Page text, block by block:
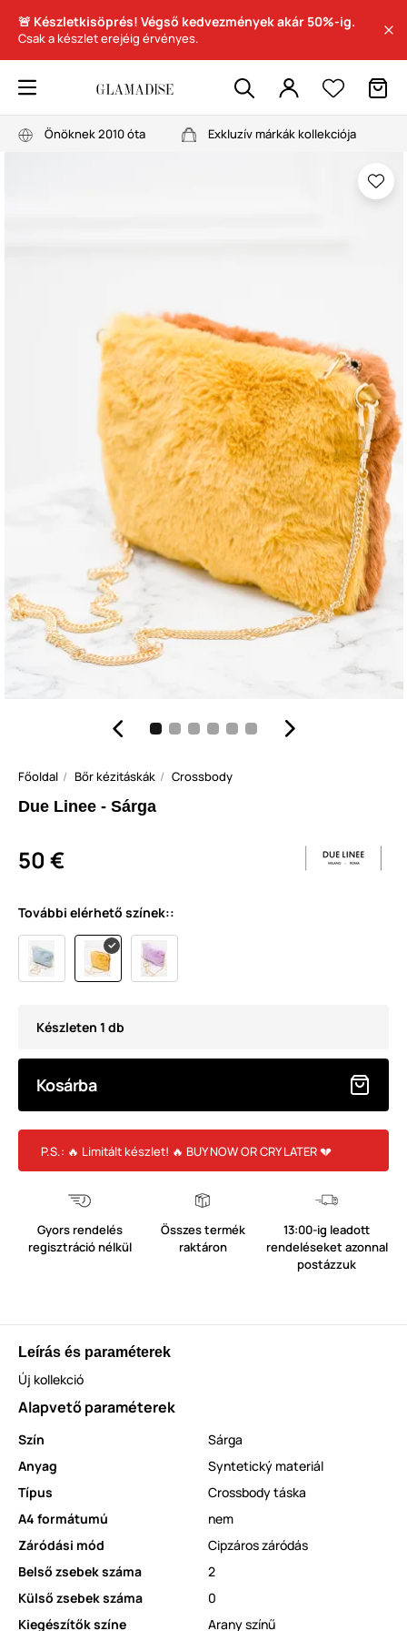
🚨 Készletkisöprés! Végső kedvezmények akár 50%-ig.
Csak a készlet erejéig érvényes.
Önöknek 2010 óta Exkluzív márkák kollekciója
Főoldal Bőr kézitáskák Crossbody
Due Linee - Sárga
50 €
További elérhető színek::
Készleten 1 db
Kosárba
P.S.: 🔥 Limitált készlet! 🔥 BUY NOW OR CRY LATER 💔
Gyors rendelés
regisztráció nélkül
Összes termék
raktáron
13:00-ig leadott
rendeléseket azonnal
postázzuk
Leírás és paraméterek
Új kollekció
Alapvető paraméterek
Szín
Sárga
Anyag
Syntetický materiál
Típus
Crossbody táska
A4 formátumú
nem
Záródási mód
Cipzáros záródás
Belső zsebek száma
2
Külső zsebek száma
0
Kiegészítők színe
Arany színű